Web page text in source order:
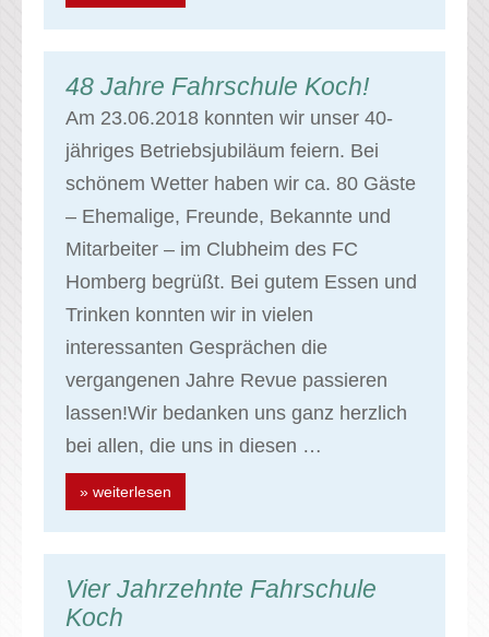
48 Jahre Fahrschule Koch!
Am 23.06.2018 konnten wir unser 40-
jähriges Betriebsjubiläum feiern. Bei
schönem Wetter haben wir ca. 80 Gäste
– Ehemalige, Freunde, Bekannte und
Mitarbeiter – im Clubheim des FC
Homberg begrüßt. Bei gutem Essen und
Trinken konnten wir in vielen
interessanten Gesprächen die
vergangenen Jahre Revue passieren
lassen!Wir bedanken uns ganz herzlich
bei allen, die uns in diesen …
» weiterlesen
Vier Jahrzehnte Fahrschule
Koch